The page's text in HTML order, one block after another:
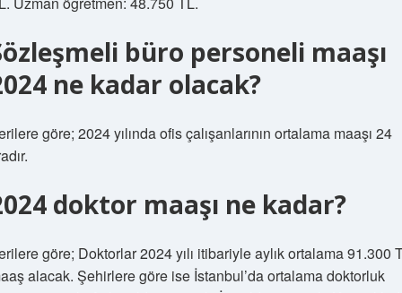
büro personeli maaşı
ne kadar olacak?
göre; 2024 yılında ofis çalışanlarının ortalama maaşı 24
doktor maaşı ne kadar?
göre; Doktorlar 2024 yılı itibariyle aylık ortalama 91.300
alacak. Şehirlere göre ise İstanbul’da ortalama doktorluk